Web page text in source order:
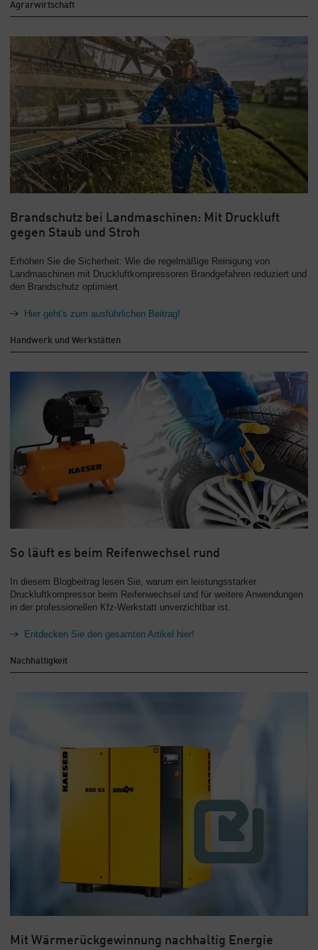
Agrarwirtschaft
Brandschutz bei Landmaschinen: Mit Druckluft
gegen Staub und Stroh
Erhöhen Sie die Sicherheit: Wie die regelmäßige Reinigung von
Landmaschinen mit Druckluftkompressoren Brandgefahren reduziert und
den Brandschutz optimiert.
Hier geht's zum ausführlichen Beitrag!
Handwerk und Werkstätten
So läuft es beim Reifenwechsel rund
In diesem Blogbeitrag lesen Sie, warum ein leistungsstarker
Druckluftkompressor beim Reifenwechsel und für weitere Anwendungen
in der professionellen Kfz-Werkstatt unverzichtbar ist.
Entdecken Sie den gesamten Artikel hier!
Nachhaltigkeit
Mit Wärmerückgewinnung nachhaltig Energie